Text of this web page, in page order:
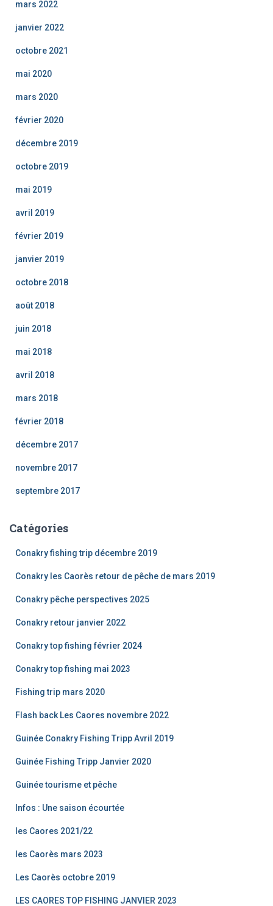
mars 2022
janvier 2022
octobre 2021
mai 2020
mars 2020
février 2020
décembre 2019
octobre 2019
mai 2019
avril 2019
février 2019
janvier 2019
octobre 2018
août 2018
juin 2018
mai 2018
avril 2018
mars 2018
février 2018
décembre 2017
novembre 2017
septembre 2017
Catégories
Conakry fishing trip décembre 2019
Conakry les Caorès retour de pêche de mars 2019
Conakry pêche perspectives 2025
Conakry retour janvier 2022
Conakry top fishing février 2024
Conakry top fishing mai 2023
Fishing trip mars 2020
Flash back Les Caores novembre 2022
Guinée Conakry Fishing Tripp Avril 2019
Guinée Fishing Tripp Janvier 2020
Guinée tourisme et pêche
Infos : Une saison écourtée
les Caores 2021/22
les Caorès mars 2023
Les Caorès octobre 2019
LES CAORES TOP FISHING JANVIER 2023